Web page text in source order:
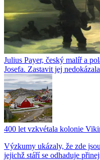
Julius Payer, český malíř a
Josefa. Zastavit jej
400 let vzkvétala kolonie
Výzkumy ukázaly, že zde
jejichž stáří se odhaduje